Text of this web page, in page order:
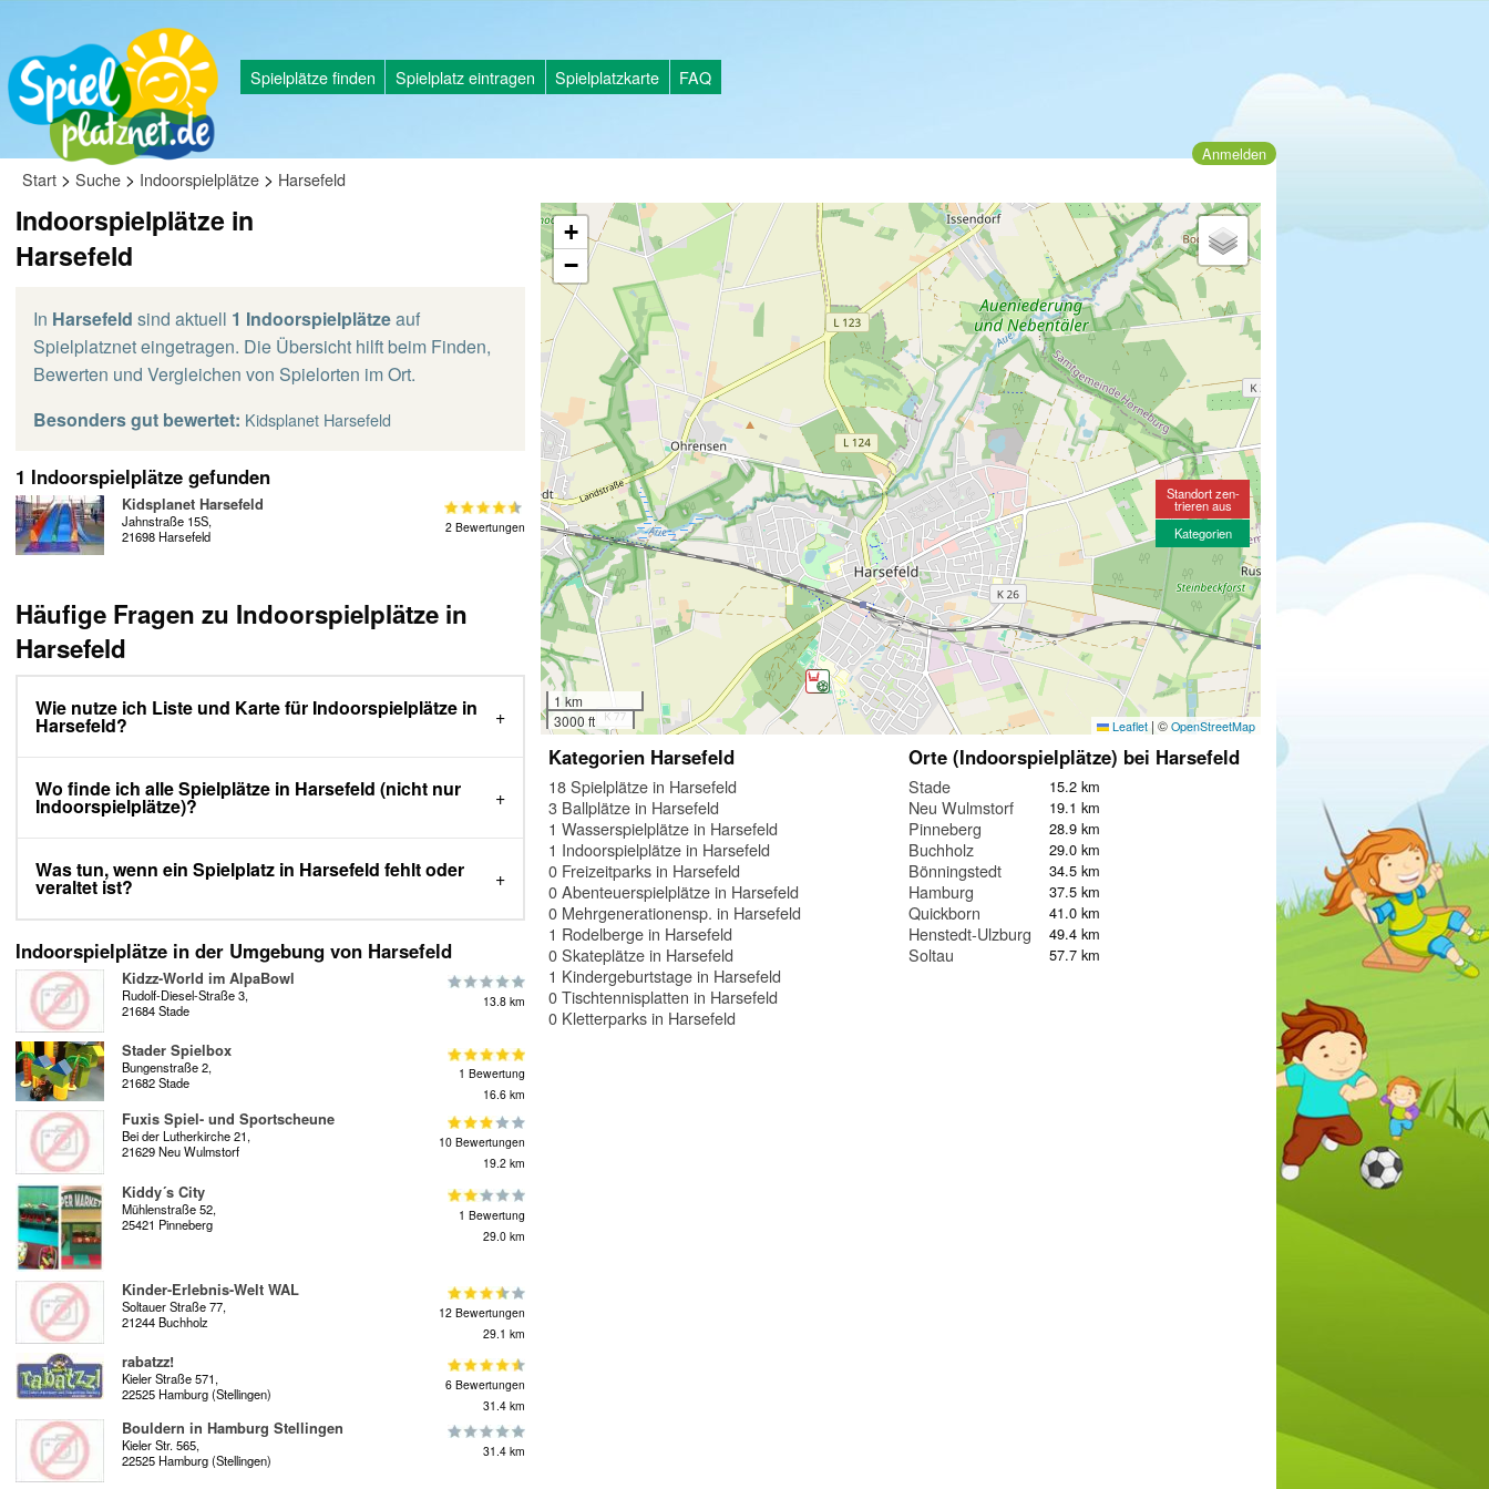
Spielplätze finden Spielplatz eintragen Spielplatzkarte FAQ
Anmelden
Start > Suche > Indoorspielplätze > Harsefeld
Indoorspielplätze in
Harsefeld
In Harsefeld sind aktuell 1 Indoorspielplätzeauf
Spielplatznet eingetragen. Die Übersicht hilft beim Finden,
Bewerten und Vergleichen von Spielorten im Ort.
Besonders gut bewertet: Kidsplanet Harsefeld
1 Indoorspielplätze gefunden
Kidsplanet Harsefeld
Jahnstraße 15S,
21698 Harsefeld
2 Bewertungen
Häufige Fragen zu Indoorspielplätze in
Harsefeld
Wie nutze ich Liste und Karte für Indoorspielplätze in
Harsefeld?
Wo finde ich alle Spielplätze in Harsefeld (nicht nur
Indoorspielplätze)?
Was tun, wenn ein Spielplatz in Harsefeld fehlt oder
veraltet ist?
Indoorspielplätze in der Umgebung von Harsefeld
Kidzz-World im AlpaBowl
Rudolf-Diesel-Straße 3,
21684 Stade
13.8 km
Stader Spielbox
Bungenstraße 2,
21682 Stade
1 Bewertung
16.6 km
Fuxis Spiel- und Sportscheune
Bei der Lutherkirche 21,
21629 Neu Wulmstorf
10 Bewertungen
19.2 km
Kiddy´s City
Mühlenstraße 52,
25421 Pinneberg
1 Bewertung
29.0 km
Kinder-Erlebnis-Welt WAL
Soltauer Straße 77,
21244 Buchholz
12 Bewertungen
29.1 km
rabatzz!
Kieler Straße 571,
22525 Hamburg (Stellingen)
6 Bewertungen
31.4 km
Bouldern in Hamburg Stellingen
Kieler Str. 565,
22525 Hamburg (Stellingen)
31.4 km
+
−
1 km
3000 ft
Leaflet | © OpenStreetMap
Standort zen-
trieren aus
Kategorien
Kategorien Harsefeld
18 Spielplätze in Harsefeld
3 Ballplätze in Harsefeld
1 Wasserspielplätze in Harsefeld
1 Indoorspielplätze in Harsefeld
0 Freizeitparks in Harsefeld
0 Abenteuerspielplätze in Harsefeld
0 Mehrgenerationensp. in Harsefeld
1 Rodelberge in Harsefeld
0 Skateplätze in Harsefeld
1 Kindergeburtstage in Harsefeld
0 Tischtennisplatten in Harsefeld
0 Kletterparks in Harsefeld
Orte (Indoorspielplätze) bei Harsefeld
Stade 15.2 km
Neu Wulmstorf 19.1 km
Pinneberg 28.9 km
Buchholz 29.0 km
Bönningstedt 34.5 km
Hamburg 37.5 km
Quickborn 41.0 km
Henstedt-Ulzburg 49.4 km
Soltau 57.7 km